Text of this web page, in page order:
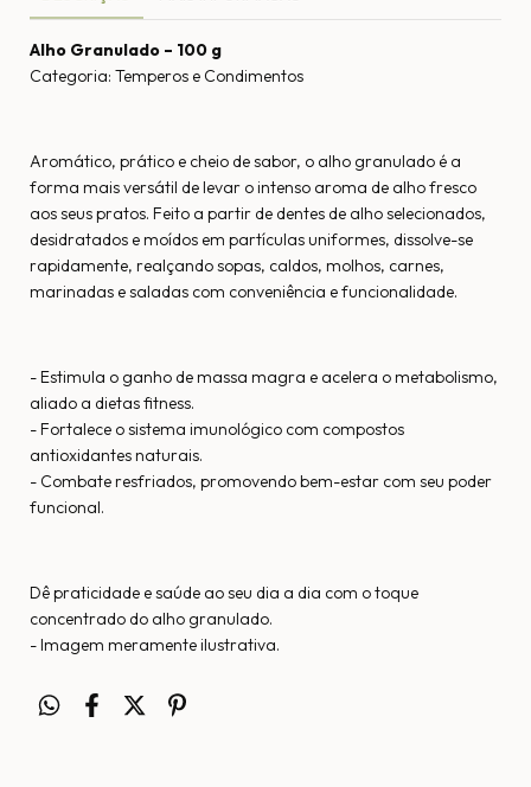
Alho Granulado – 100 g
Categoria: Temperos e Condimentos
Aromático, prático e cheio de sabor, o alho granulado é a
forma mais versátil de levar o intenso aroma de alho fresco
aos seus pratos. Feito a partir de dentes de alho selecionados,
desidratados e moídos em partículas uniformes, dissolve-se
rapidamente, realçando sopas, caldos, molhos, carnes,
marinadas e saladas com conveniência e funcionalidade.
- Estimula o ganho de massa magra e acelera o metabolismo,
aliado a dietas fitness.
- Fortalece o sistema imunológico com compostos
antioxidantes naturais.
- Combate resfriados, promovendo bem-estar com seu poder
funcional.
Dê praticidade e saúde ao seu dia a dia com o toque
concentrado do alho granulado.
- Imagem meramente ilustrativa.